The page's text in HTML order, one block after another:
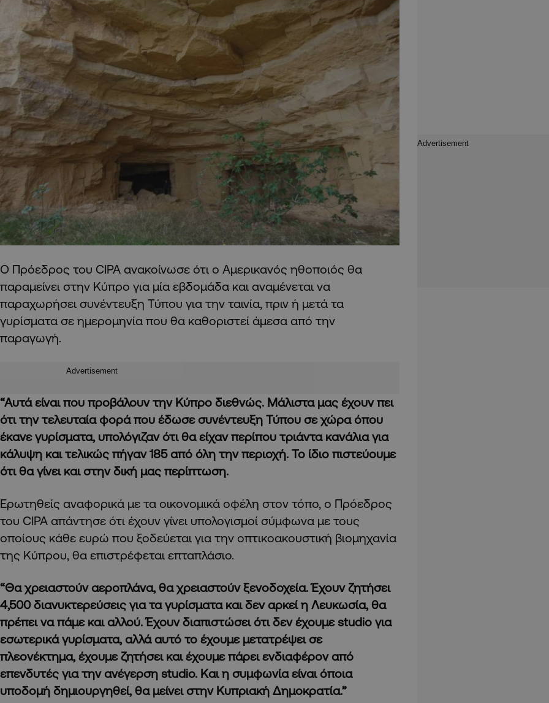
Ο Πρόεδρος του CIPA ανακοίνωσε ότι ο Αμερικανός ηθοποιός θα
παραμείνει στην Κύπρο για μία εβδομάδα και αναμένεται να
παραχωρήσει συνέντευξη Τύπου για την ταινία, πριν ή μετά τα
γυρίσματα σε ημερομηνία που θα καθοριστεί άμεσα από την
παραγωγή.
Advertisement
“Αυτά είναι που προβάλουν την Κύπρο διεθνώς. Μάλιστα μας έχουν πει
ότι την τελευταία φορά που έδωσε συνέντευξη Τύπου σε χώρα όπου
έκανε γυρίσματα, υπολόγιζαν ότι θα είχαν περίπου τριάντα κανάλια για
κάλυψη και τελικώς πήγαν 185 από όλη την περιοχή. Το ίδιο πιστεύουμε
ότι θα γίνει και στην δική μας περίπτωση.
Ερωτηθείς αναφορικά με τα οικονομικά οφέλη στον τόπο, ο Πρόεδρος
του CIPA απάντησε ότι έχουν γίνει υπολογισμοί σύμφωνα με τους
οποίους κάθε ευρώ που ξοδεύεται για την οπτικοακουστική βιομηχανία
της Κύπρου, θα επιστρέφεται επταπλάσιο.
“Θα χρειαστούν αεροπλάνα, θα χρειαστούν ξενοδοχεία. Έχουν ζητήσει
4,500 διανυκτερεύσεις για τα γυρίσματα και δεν αρκεί η Λευκωσία, θα
πρέπει να πάμε και αλλού. Έχουν διαπιστώσει ότι δεν έχουμε studio για
εσωτερικά γυρίσματα, αλλά αυτό το έχουμε μετατρέψει σε
πλεονέκτημα, έχουμε ζητήσει και έχουμε πάρει ενδιαφέρον από
επενδυτές για την ανέγερση studio. Και η συμφωνία είναι όποια
υποδομή δημιουργηθεί, θα μείνει στην Κυπριακή Δημοκρατία.”